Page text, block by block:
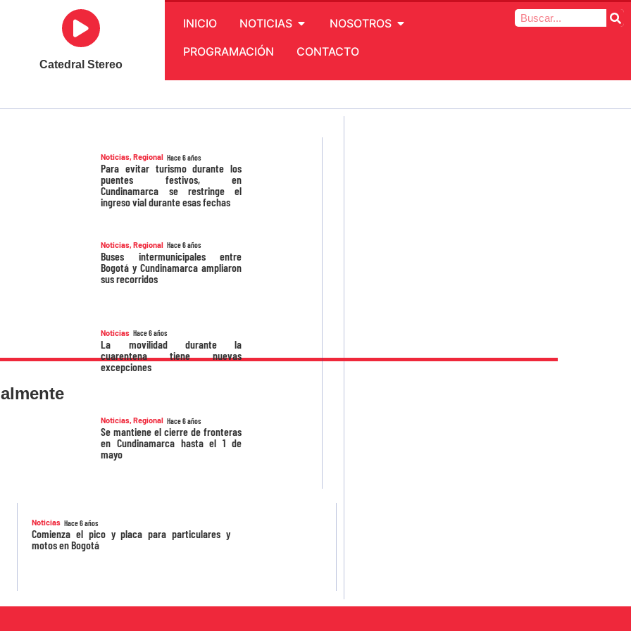
Catedral Stereo
INICIO NOTICIAS
NOSOTROS
PROGRAMACIÓN
CONTACTO
Noticias,Regional Hace 6 años
Para evitar turismo durante los
puentes festivos, en
Cundinamarca se restringe el
ingreso vial durante esas fechas
Noticias,Regional Hace 6 años
Buses intermunicipales entre
Bogotá y Cundinamarca ampliaron
sus recorridos
Noticias Hace 6 años
La movilidad durante la
cuarentena tiene nuevas
excepciones
Noticias,Regional Hace 6 años
Se mantiene el cierre de fronteras
en Cundinamarca hasta el 1 de
mayo
Noticias Hace 6 años
Comienza el pico y placa para particulares y
motos en Bogotá